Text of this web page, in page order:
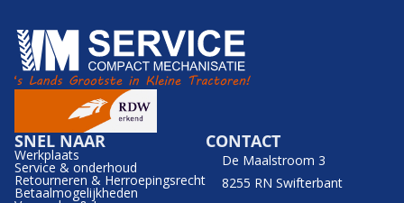
SNEL NAAR
Werkplaats
Service & onderhoud
Retourneren & Herroepingsrecht
Betaalmogelijkheden
CONTACT
De Maalstroom 3
8255 RN Swifterbant